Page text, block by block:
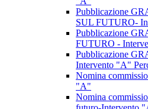
Pubblicazione
SUL FUTURO-
Pubblicazione
FUTURO -
Pubblicazione
Intervento "A"
Nomina
"A"
Nomina